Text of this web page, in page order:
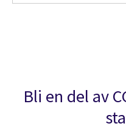
Bli en del av